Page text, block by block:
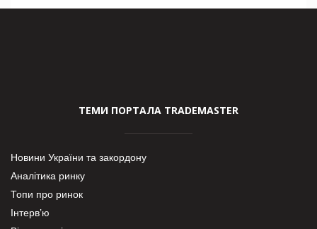
ТЕМИ ПОРТАЛА TRADEMASTER
Новини України та закордону
Аналітика ринку
Топи про ринок
Інтерв’ю